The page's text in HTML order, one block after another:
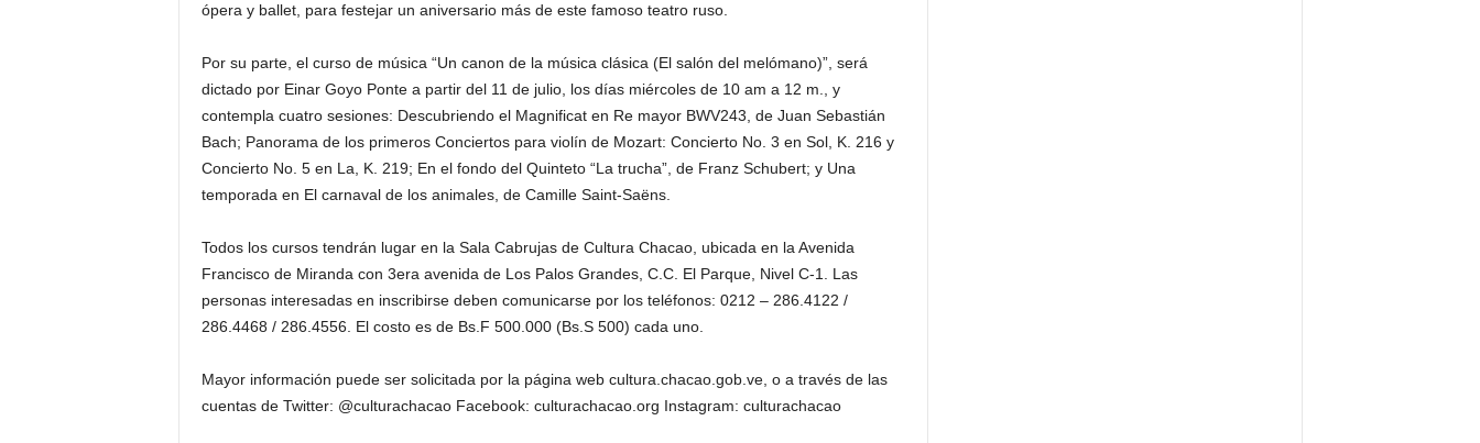
ópera y ballet, para festejar un aniversario más de este famoso teatro ruso.
Por su parte, el curso de música “Un canon de la música clásica (El salón del melómano)”, será
dictado por Einar Goyo Ponte a partir del 11 de julio, los días miércoles de 10 am a 12 m., y
contempla cuatro sesiones: Descubriendo el Magnificat en Re mayor BWV243, de Juan Sebastián
Bach; Panorama de los primeros Conciertos para violín de Mozart: Concierto No. 3 en Sol, K. 216 y
Concierto No. 5 en La, K. 219; En el fondo del Quinteto “La trucha”, de Franz Schubert; y Una
temporada en El carnaval de los animales, de Camille Saint-Saëns.
Todos los cursos tendrán lugar en la Sala Cabrujas de Cultura Chacao, ubicada en la Avenida
Francisco de Miranda con 3era avenida de Los Palos Grandes, C.C. El Parque, Nivel C-1. Las
personas interesadas en inscribirse deben comunicarse por los teléfonos: 0212 – 286.4122 /
286.4468 / 286.4556. El costo es de Bs.F 500.000 (Bs.S 500) cada uno.
Mayor información puede ser solicitada por la página web cultura.chacao.gob.ve, o a través de las
cuentas de Twitter: @culturachacao Facebook: culturachacao.org Instagram: culturachacao